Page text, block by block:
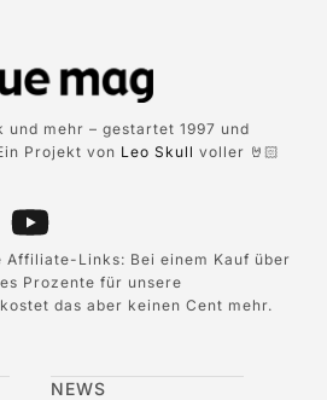
und mehr – gestartet 1997 und
Projekt von Leo Skull voller 🤘🏻
Affiliate-Links: Bei einem Kauf über
Prozente für unsere
das aber keinen Cent mehr.
NEWS